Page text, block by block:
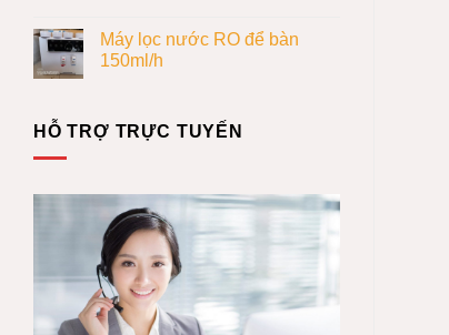
Máy lọc nước RO để bàn
150ml/h
HỖ TRỢ TRỰC TUYẾN